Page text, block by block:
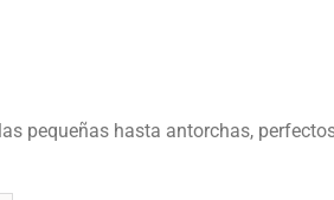
pequeñas hasta antorchas,